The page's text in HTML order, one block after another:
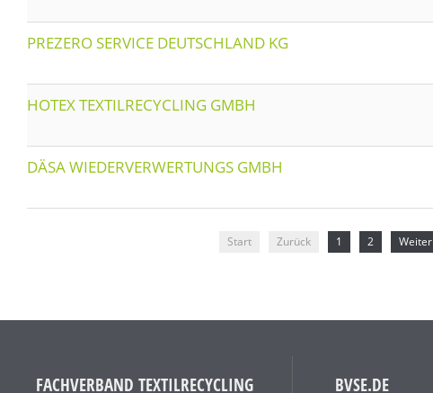
PREZERO SERVICE DEUTSCHLAND KG
HOTEX TEXTILRECYCLING GMBH
DÄSA WIEDERVERWERTUNGS GMBH
Start Zurück 1 2 Weiter
FACHVERBAND TEXTILRECYCLING BVSE.DE